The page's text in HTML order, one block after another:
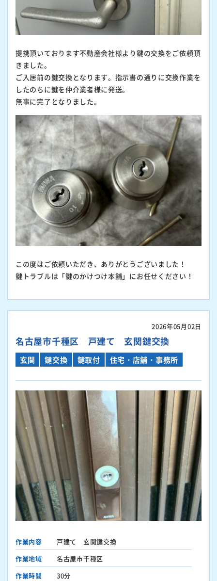
提携頂いております不動産会社様より鍵の交換をご依頼頂
きました。
ご入居前の鍵交換となります。指示書の通りに交換作業を
したのちに鍵を仲介業者様に発送。
無事に完了となりました。
この度はご依頼いただき、ありがとうございました！
鍵トラブルは「鍵のかけつけ本舗」にお任せください！
2026年05月02日
名古屋市千種区 戸建て 玄関鍵交換
玄関 鍵交換 鍵取付 住宅・店舗・事務所
作業内容
戸建て 玄関鍵交換
作業地域
名古屋市千種区
作業時間
30分